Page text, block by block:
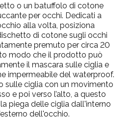
o un batuffolo di cotone
per occhi. Dedicati a
alla volta, posiziona
di cotone sugli occhi
premuto per circa 20
modo che il prodotto può
il mascara sulle ciglia e
impermeabile del waterproof.
sulle ciglia con un movimento
e poi verso l’alto, a questo
piega delle ciglia dall'interno
dell'occhio.